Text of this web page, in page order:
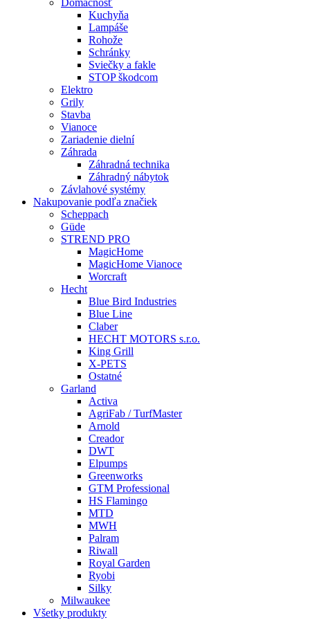
Domácnosť
Kuchyňa
Lampáše
Rohože
Schránky
Sviečky a fakle
STOP škodcom
Elektro
Grily
Stavba
Vianoce
Zariadenie dielní
Záhrada
Záhradná technika
Záhradný nábytok
Závlahové systémy
Nakupovanie podľa značiek
Scheppach
Güde
STREND PRO
MagicHome
MagicHome Vianoce
Worcraft
Hecht
Blue Bird Industries
Blue Line
Claber
HECHT MOTORS s.r.o.
King Grill
X-PETS
Ostatné
Garland
Activa
AgriFab / TurfMaster
Arnold
Creador
DWT
Elpumps
Greenworks
GTM Professional
HS Flamingo
MTD
MWH
Palram
Riwall
Royal Garden
Ryobi
Silky
Milwaukee
Všetky produkty